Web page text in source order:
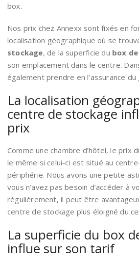
box.
Nos prix chez Annexx sont fixés en
localisation géographique où se
stockage, de la superficie du box
son emplacement dans le centre.
également prendre en l’assurance
La localisation
centre de stockage
prix
Comme une chambre d’hôtel, le prix
le même si celui-ci est situé au
périphérie. Nous avons une petite
vous n’avez pas besoin d’accéder à
régulièrement, il peut être
centre de stockage plus éloigné du
La superficie du box
influe sur son tarif